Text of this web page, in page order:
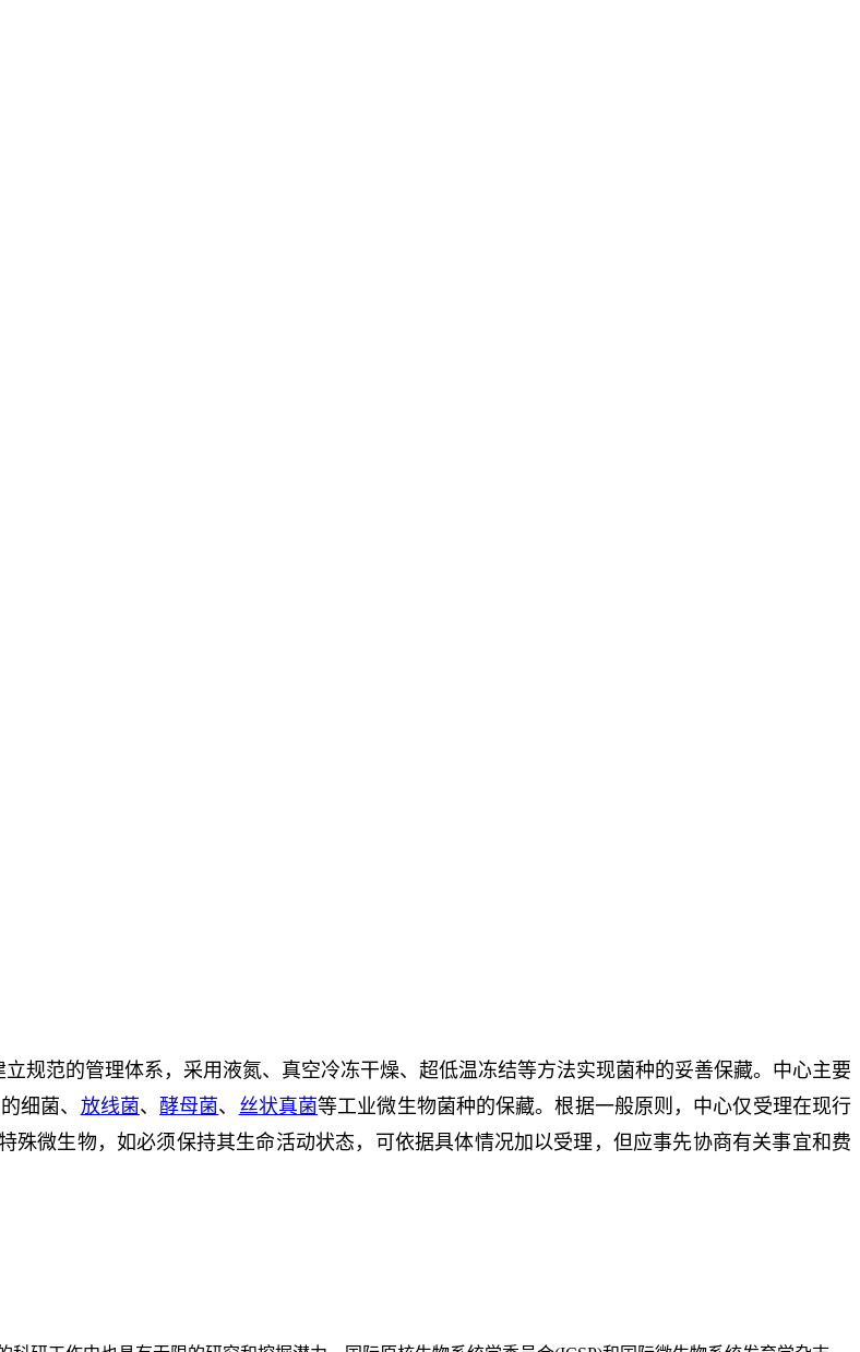
规范的管理体系，采用液氮、真空冷冻干燥、超低温冻结等方法实现菌种的妥善保藏。中心主要
细菌、 放线菌、 酵母菌、 丝状真菌等工业微生物菌种的保藏。根据一般原则，中心仅受理在现行
微生物，如必须保持其生命活动状态，可依据具体情况加以受理，但应事先协商有关事宜和费